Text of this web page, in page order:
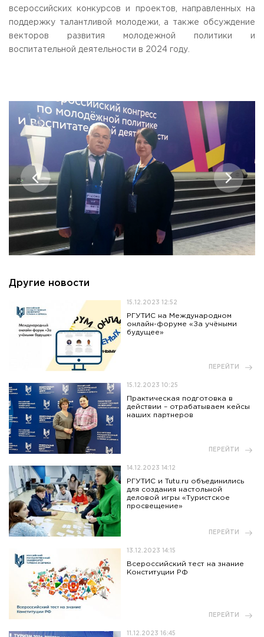
всероссийских конкурсов и проектов, направленных на
поддержку талантливой молодежи, а также обсуждение
векторов развития молодежной политики и
воспитательной деятельности в 2024 году.
Другие новости
15.12.2023 12:52
РГУТИС на Международном
онлайн-форуме «За учёными
будущее»
ПЕРЕЙТИ
15.12.2023 10:25
Практическая подготовка в
действии – отрабатываем кейсы
наших партнеров
ПЕРЕЙТИ
14.12.2023 14:12
РГУТИС и Tutu.ru объединились
для создания настольной
деловой игры «Туристское
просвещение»
ПЕРЕЙТИ
13.12.2023 14:15
Всероссийский тест на знание
Конституции РФ
ПЕРЕЙТИ
11.12.2023 16:45